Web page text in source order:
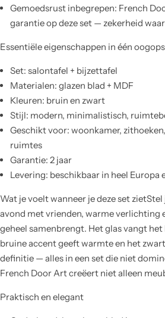
Gemoedsrust inbegrepen: French
garantie op deze set — zekerheid
Essentiële eigenschappen in één
Set: salontafel + bijzettafel
Materialen: glazen blad + MDF
Kleuren: bruin en zwart
Stijl: modern, minimalistisch,
Geschikt voor: woonkamer,
ruimtes
Garantie: 2 jaar
Levering: beschikbaar in heel Europa
Wat je voelt wanneer je deze set
avond met vrienden, warme verlichting
geheel samenbrengt. Het glas vangt
bruine accent geeft warmte en het
definitie — alles in een set die niet
French Door Art creëert niet alleen
Praktisch en elegant